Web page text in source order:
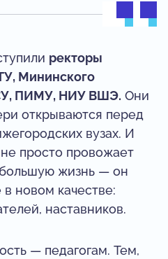
ректоры
Мининского
ПИМУ, НИУ ВШЭ. Они
открываются перед
вузах. И
просто провожает
жизнь — он
новом качестве:
наставников.
— педагогам. Тем,